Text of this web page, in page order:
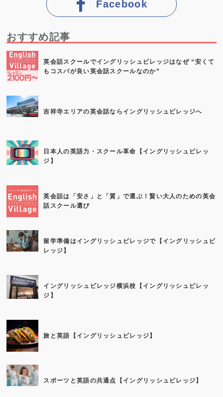
Facebook
おすすめ記事
英会話スクールでイングリッシュビレッジはなぜ “安くて
もコスパが良い英会話スクールなのか”
吉祥寺エリアの英会話ならイングリッシュビレッジへ
日本人の英語力・スクール革命【イングリッシュビレッ
ジ】
英会話は「安さ」と「質」で選ぶ！賢い大人のための英会
話スクール選び
留学準備はイングリッシュビレッジで【イングリッシュビ
レッジ】
イングリッシュビレッジ横浜校【イングリッシュビレッ
ジ】
旅と英語【イングリッシュビレッジ】
スポーツと英語の共通点【イングリッシュビレッジ】